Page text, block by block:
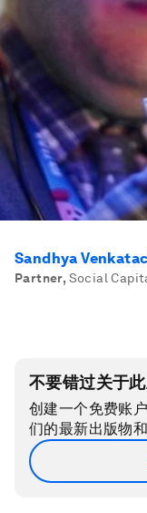
Sandhya
Partner, Social
不要错过关于
创建一个免费账
们的最新出版物和